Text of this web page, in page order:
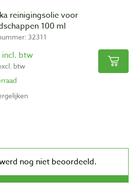
reinigingsolie voor
100 ml
32311
incl. btw
btw